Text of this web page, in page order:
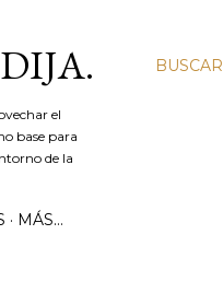
BUSCAR
el
base para
de la
MÁS…